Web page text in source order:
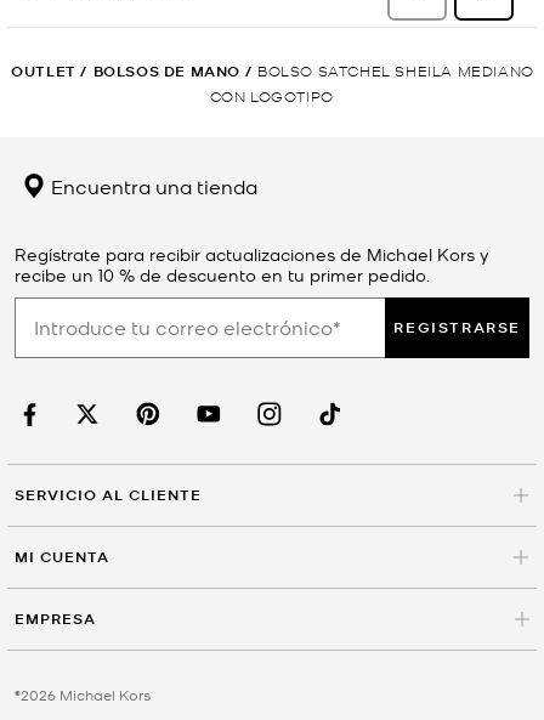
OUTLET / BOLSOS DE MANO / BOLSO SATCHEL SHEILA MEDIANO
CON LOGOTIPO
Encuentra una tienda
Regístrate para recibir actualizaciones de Michael Kors y
recibe un 10 % de descuento en tu primer pedido.
REGISTRARSE
SERVICIO AL CLIENTE
MI CUENTA
EMPRESA
©2026 Michael Kors